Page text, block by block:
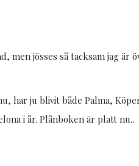
men jösses så tacksam jag är
har ju blivit både Palma,
i år. Plånboken är platt nu..